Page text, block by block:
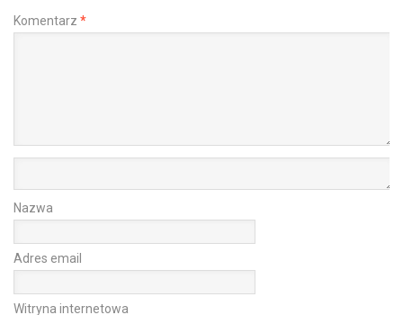
Komentarz *
Nazwa
Adres email
Witryna internetowa